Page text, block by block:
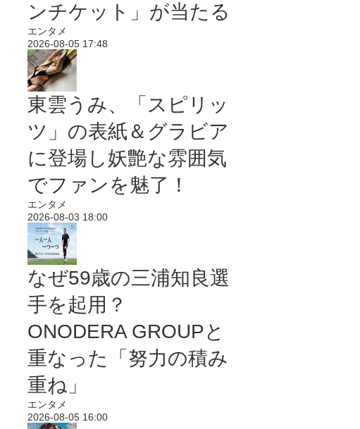
ンチケット」が当たる
エンタメ
2026-08-05 17:48
東雲うみ、「スピリッ
ツ」の表紙＆グラビア
に登場し妖艶な雰囲気
でファンを魅了！
エンタメ
2026-08-03 18:00
なぜ59歳の三浦知良選
手を起用？
ONODERA GROUPと
重なった「努力の積み
重ね」
エンタメ
2026-08-05 16:00